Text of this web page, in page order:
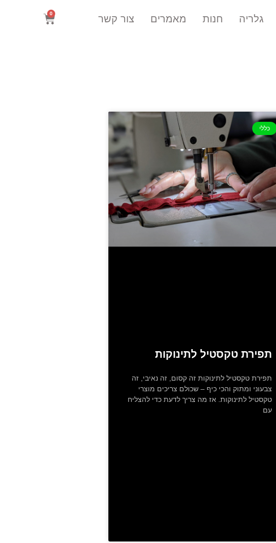
גלריה חנות מאמרים צור קשר 0
כללי
תפירת טקסטיל לתינוקות
תפירת טקסטיל לתינוקות זה קסום, זה נאיבי, זה
צבעוני ומתוק והכי כיף – שכולם צריכים מוצרי
טקסטיל לתינוקות. אז מה צריך לדעת כדי להצליח
עם